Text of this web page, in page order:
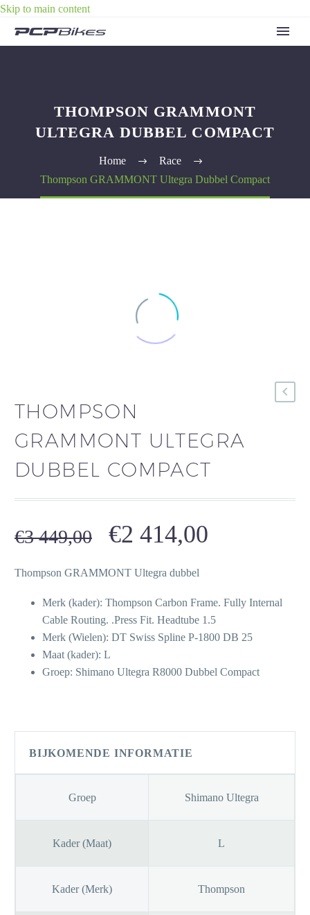
Skip to main content
THOMPSON GRAMMONT
ULTEGRA DUBBEL COMPACT
Home
Race
Thompson GRAMMONT Ultegra Dubbel Compact
THOMPSON
GRAMMONT ULTEGRA
DUBBEL COMPACT
€3 449,00
Oorspronkelijke
was:
€3
449,00.
€2 414,00
€2
414,00.
Thompson GRAMMONT Ultegra dubbel
Merk (kader): Thompson Carbon Frame. Fully Internal
Cable Routing. .Press Fit. Headtube 1.5
Merk (Wielen): DT Swiss Spline P-1800 DB 25
Maat (kader): L
Groep: Shimano Ultegra R8000 Dubbel Compact
BIJKOMENDE INFORMATIE
Groep Shimano Ultegra
Kader (Maat) L
Kader (Merk) Thompson